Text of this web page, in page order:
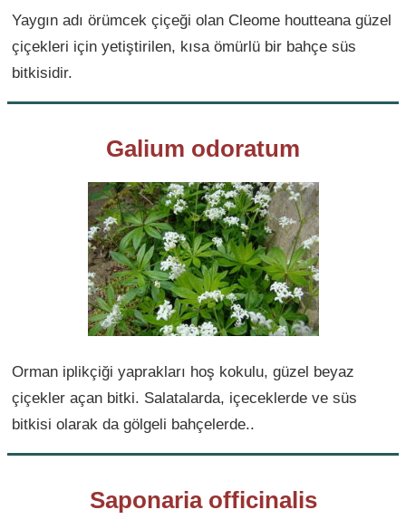
Yaygın adı örümcek çiçeği olan Cleome houtteana güzel
çiçekleri için yetiştirilen, kısa ömürlü bir bahçe süs
bitkisidir.
Galium odoratum
Orman iplikçiği yaprakları hoş kokulu, güzel beyaz
çiçekler açan bitki. Salatalarda, içeceklerde ve süs
bitkisi olarak da gölgeli bahçelerde..
Saponaria officinalis